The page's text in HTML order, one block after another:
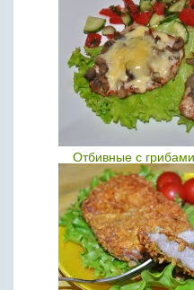
Отбивные с